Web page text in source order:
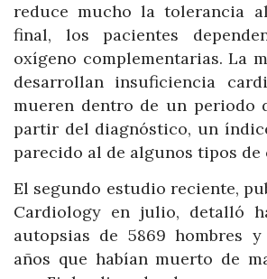
reduce mucho la tolerancia
final, los pacientes
oxígeno complementarias. La
desarrollan insuficiencia
mueren dentro de un periodo
partir del diagnóstico, un
parecido al de algunos tipos de
El segundo estudio reciente,
Cardiology en julio, detalló
autopsias de 5869 hombres
años que habían muerto de